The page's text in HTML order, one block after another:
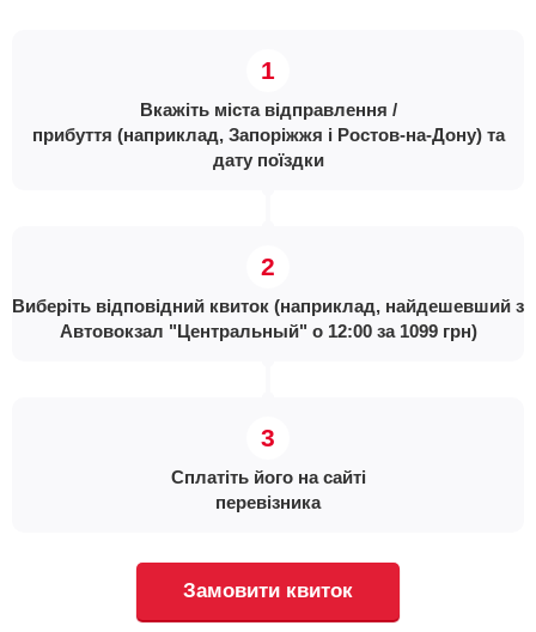
Вкажіть міста відправлення /
прибуття (наприклад, Запоріжжя і Ростов-на-Дону) та
дату поїздки
Виберіть відповідний квиток (наприклад, найдешевший з
Автовокзал "Центральный" о 12:00 за 1099 грн)
Сплатіть його на сайті
перевізника
Замовити квиток